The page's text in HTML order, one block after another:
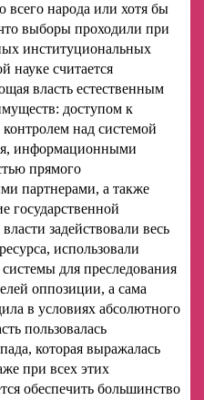
всего народа или хотя бы
выборы проходили при
институциональных
науке считается
власть естественным
доступом к
над системой
информационными
прямого
партнерами, а также
государственной
задействовали весь
использовали
для преследования
оппозиции, а сама
в условиях абсолютного
пользовалась
которая выражалась
при всех этих
обеспечить большинство